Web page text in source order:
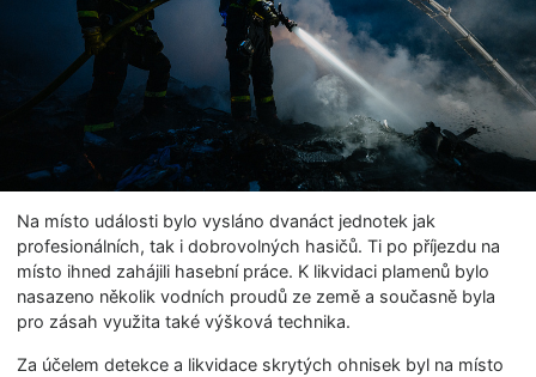
Na místo události bylo vysláno dvanáct jednotek jak
profesionálních, tak i dobrovolných hasičů. Ti po příjezdu na
místo ihned zahájili hasební práce. K likvidaci plamenů bylo
nasazeno několik vodních proudů ze země a současně byla
pro zásah využita také výšková technika.
Za účelem detekce a likvidace skrytých ohnisek byl na místo